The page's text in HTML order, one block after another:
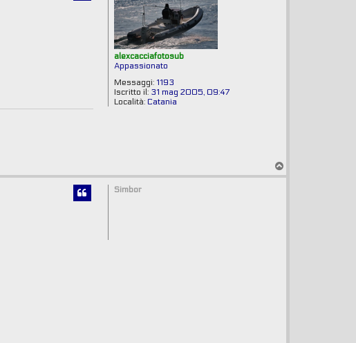
alexcacciafotosub
Appassionato
Messaggi: 1193
Iscritto il: 31 mag 2005, 09:47
Località: Catania
o
Simbor